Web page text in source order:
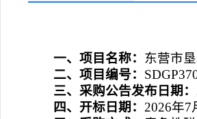
一、项目名称： 东营市
二、项目编号：
三、采购公告发布日期：
四、开标日期： 2026年7